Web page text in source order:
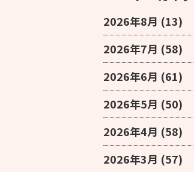
2026年8月 (13)
2026年7月 (58)
2026年6月 (61)
2026年5月 (50)
2026年4月 (58)
2026年3月 (57)